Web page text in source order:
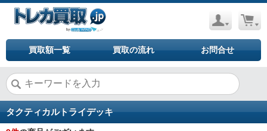
買取額一覧 買取の流れ お問合せ
タクティカルトライデッキ